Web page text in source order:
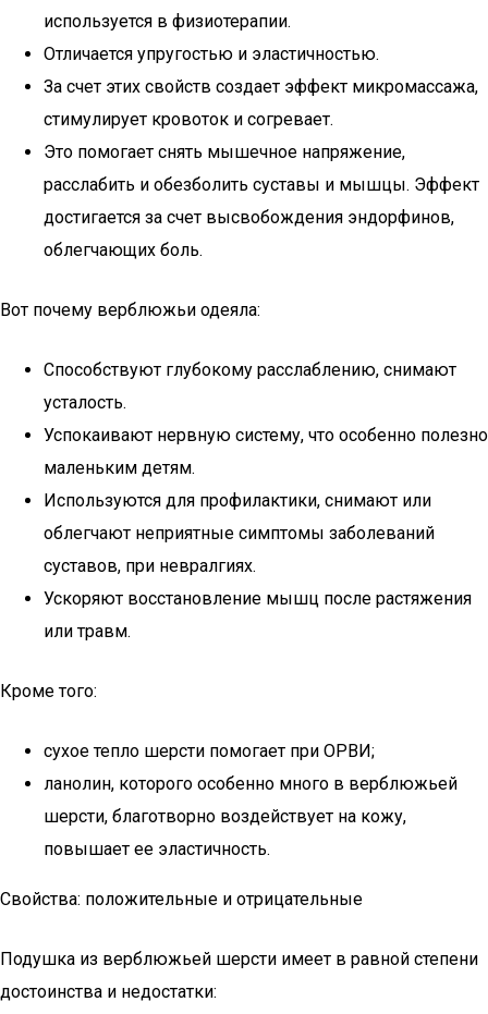
используется в физиотерапии.
Отличается упругостью и эластичностью.
За счет этих свойств создает эффект микромассажа,
стимулирует кровоток и согревает.
Это помогает снять мышечное напряжение,
расслабить и обезболить суставы и мышцы. Эффект
достигается за счет высвобождения эндорфинов,
облегчающих боль.
Вот почему верблюжьи одеяла:
Способствуют глубокому расслаблению, снимают
усталость.
Успокаивают нервную систему, что особенно полезно
маленьким детям.
Используются для профилактики, снимают или
облегчают неприятные симптомы заболеваний
суставов, при невралгиях.
Ускоряют восстановление мышц после растяжения
или травм.
Кроме того:
сухое тепло шерсти помогает при ОРВИ;
ланолин, которого особенно много в верблюжьей
шерсти, благотворно воздействует на кожу,
повышает ее эластичность.
Свойства: положительные и отрицательные
Подушка из верблюжьей шерсти имеет в равной степени
достоинства и недостатки: